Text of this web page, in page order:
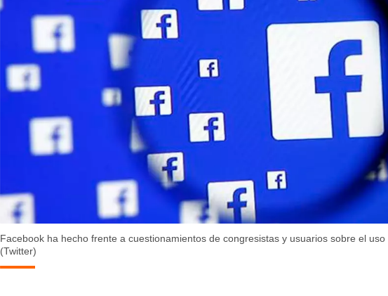
Facebook ha hecho frente a cuestionamientos de congresistas y usuarios sobre el
(Twitter)